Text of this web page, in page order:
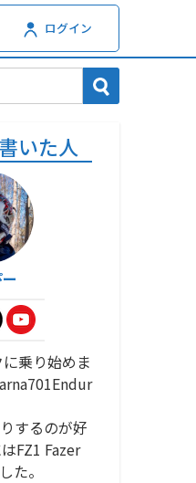
ログイン
いた人
乗り始めま
するのが好
FZ1 Fazer
た。